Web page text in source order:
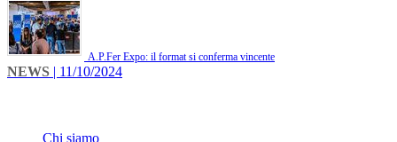
A.P.Fer Expo: il format si conferma vincente
NEWS | 11/10/2024
Chi siamo